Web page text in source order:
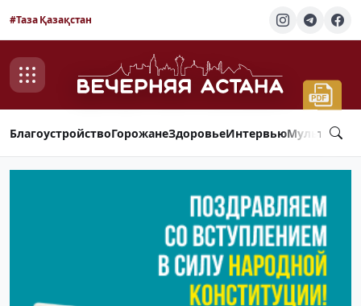
#Таза Қазақстан
БлагоустройствоГорожанеЗдоровьеИнтервью